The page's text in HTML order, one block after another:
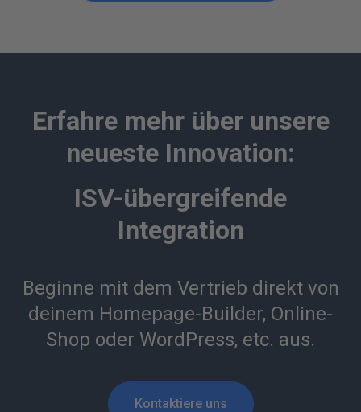
Erfahre mehr über unsere
neueste Innovation:
ISV-übergreifende
Integration
Beginne mit dem Vertrieb direkt von
deinem Homepage-Builder, Online-
Shop oder WordPress, etc. aus.
Kontaktiere uns